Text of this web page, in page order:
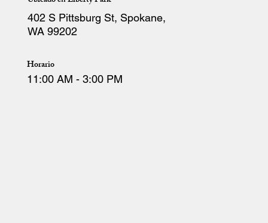
402 S Pittsburg St, Spokane,
WA 99202
Horario
11:00 AM - 3:00 PM